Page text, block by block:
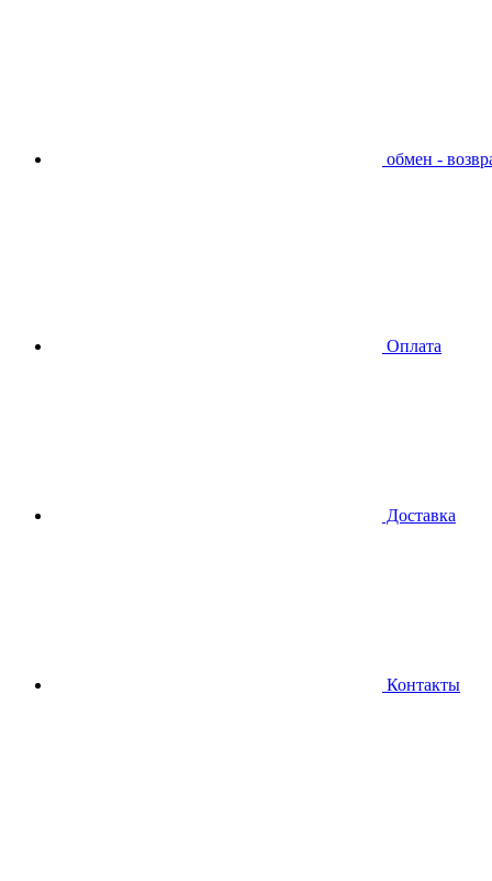
обмен -
Оплата
Доставка
Контакты